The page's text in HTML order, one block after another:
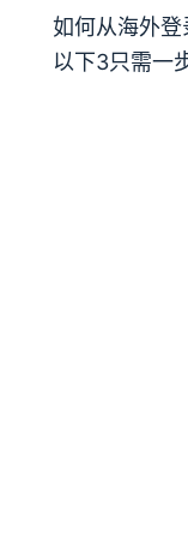
如何从海外
以下3只需一